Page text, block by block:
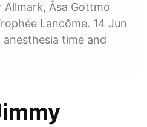
Åsa Gottmo
Lancôme. 14 Jun
anesthesia time and